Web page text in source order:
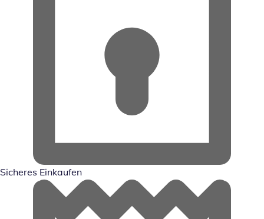
Sicheres Einkaufen